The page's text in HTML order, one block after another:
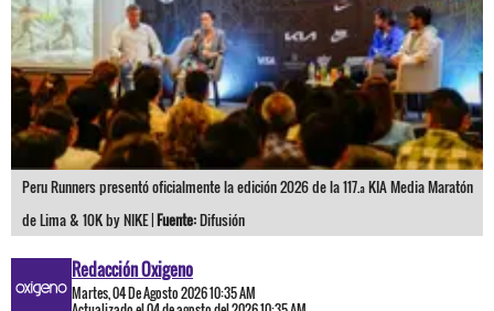
Peru Runners presentó oficialmente la edición 2026 de la 117.ª KIA Media Maratón
de Lima & 10K by NIKE |Fuente:Difusión
Redacción Oxigeno
Martes, 04 De Agosto 2026 10:35 AM